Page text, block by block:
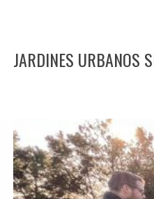
JARDINES URBANOS